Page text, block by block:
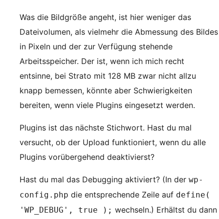
Was die Bildgröße angeht, ist hier weniger das
Dateivolumen, als vielmehr die Abmessung des Bildes
in Pixeln und der zur Verfügung stehende
Arbeitsspeicher. Der ist, wenn ich mich recht
entsinne, bei Strato mit 128 MB zwar nicht allzu
knapp bemessen, könnte aber Schwierigkeiten
bereiten, wenn viele Plugins eingesetzt werden.
Plugins ist das nächste Stichwort. Hast du mal
versucht, ob der Upload funktioniert, wenn du alle
Plugins vorübergehend deaktivierst?
Hast du mal das Debugging aktiviert? (In der wp-
config.php die entsprechende Zeile auf define(
'WP_DEBUG', true ); wechseln.) Erhältst du dann